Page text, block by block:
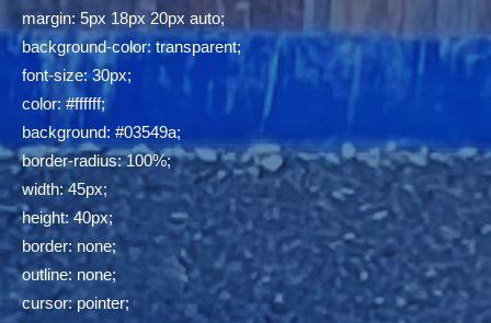
margin: 5px 18px 20px auto;
background-color: transparent;
font-size: 30px;
color: #ffffff;
background: #03549a;
border-radius: 100%;
width: 45px;
height: 40px;
border: none;
outline: none;
cursor: pointer;